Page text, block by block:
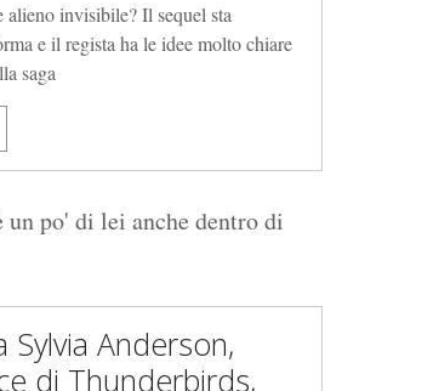
alieno invisibile? Il sequel sta
e il regista ha le idee molto chiare
saga
un po' di lei anche dentro di
Sylvia Anderson,
di Thunderbirds,